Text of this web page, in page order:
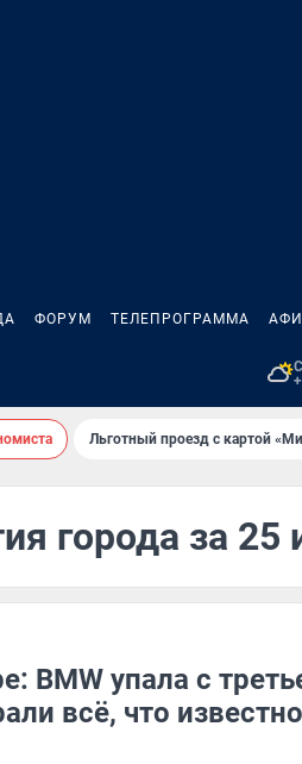
ФОРУМ ТЕЛЕПРОГРАММА
Льготный проезд с картой
города за 25
BMW упала с
всё, что